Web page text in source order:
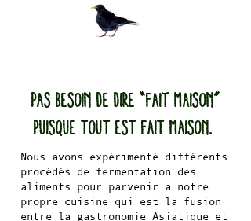
Pas besoin de dire “fait maison”
puisque tout est fait maison.
Nous avons expérimenté différents
procédés de fermentation des
aliments pour parvenir a notre
propre cuisine qui est la fusion
entre la gastronomie Asiatique et